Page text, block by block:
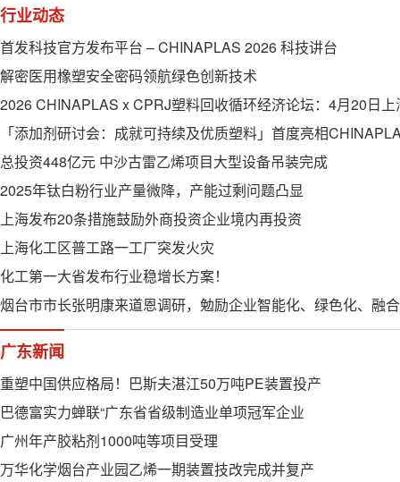
行业动态
首发科技官方发布平台 – CHINAPLAS 2026 科技讲台
解密医用橡塑安全密码领航绿色创新技术
「添加剂研讨会：成就可持续及优质塑料」首度亮相
总投资448亿元 中沙古雷乙烯项目大型设备吊装完成
2025年钛白粉行业产量微降，产能过剩问题凸显
上海发布20条措施鼓励外商投资企业境内再投资
上海化工区普工路一工厂突发火灾
化工第一大省发布行业稳增长方案！
烟台市市长张明康来道恩调研，勉励企业智能化、绿色化、融
广东新闻
重塑中国供应格局！巴斯夫湛江50万吨PE装置投产
巴德富实力蝉联“广东省省级制造业单项冠军企业
广州年产胶粘剂1000吨等项目受理
万华化学烟台产业园乙烯一期装置技改完成并复产